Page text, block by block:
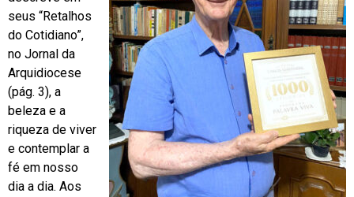
seus “Retalhos
do Cotidiano”,
no Jornal da
Arquidiocese
(pág. 3), a
beleza e a
riqueza de viver
e contemplar a
fé em nosso
dia a dia. Aos